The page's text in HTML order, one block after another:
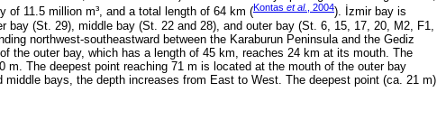
of 11.5 million m³, and a total length of 64 km (Kontas et al. , 2004). İzmir bay is
bay (St. 29), middle bay (St. 22 and 28), and outer bay (St. 6, 15, 17, 20, M2, F1,
northwest-southeastward between the Karaburun Peninsula and the Gediz
the outer bay, which has a length of 45 km, reaches 24 km at its mouth. The
m. The deepest point reaching 71 m is located at the mouth of the outer bay
middle bays, the depth increases from East to West. The deepest point (ca. 21 m)